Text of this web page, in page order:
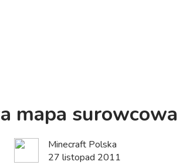
mapa surowcowa
Minecraft Polska
27 listopad 2011